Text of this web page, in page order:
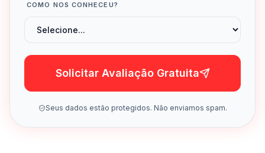
COMO NOS CONHECEU?
Solicitar Avaliação Gratuita
Seus dados estão protegidos. Não enviamos spam.